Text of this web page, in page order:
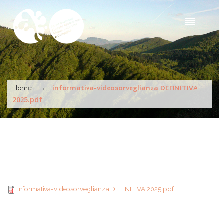
Tu sei qui
Home →
informativa-videosorveglianza DEFINITIVA
2025.pdf
informativa-videosorveglianza DEFINITIVA 2025.pdf